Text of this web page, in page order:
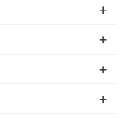
+
+
+
+